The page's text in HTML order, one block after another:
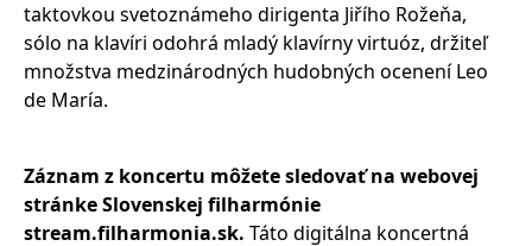
taktovkou svetoznámeho dirigenta Jiřího Rožeňa,
sólo na klavíri odohrá mladý klavírny virtuóz, držiteľ
množstva medzinárodných hudobných ocenení Leo
de María.
Záznam z koncertu môžete sledovať na webovej
stránke Slovenskej filharmónie
stream.filharmonia.sk. Táto digitálna koncertná